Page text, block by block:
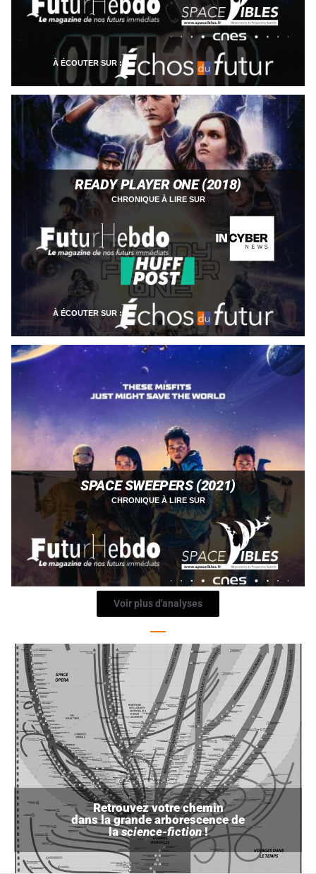
À ÉCOUTER SUR :
READY PLAYER ONE (2018)
CHRONIQUE À LIRE SUR
À ÉCOUTER SUR :
SPACE SWEEPERS (2021)
CHRONIQUE À LIRE SUR
Voir plus d'analyses
Retrouvez votre chemin
dans la grande arborescence de
lascience-fiction!